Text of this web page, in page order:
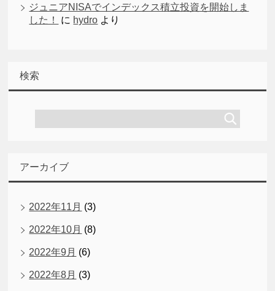
ジュニアNISAでインデックス積立投資を開始しま
した！
に hydro より
検索
アーカイブ
2022年11月 (3)
2022年10月 (8)
2022年9月 (6)
2022年8月 (3)